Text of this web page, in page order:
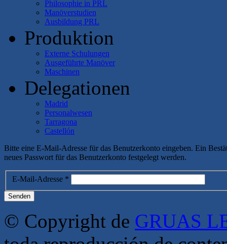
Philosophie in PRL
Manöverstudien
Ausbildung PRL
Produktion
Externe Schulungen
Ausgeführte Manöver
Maschinen
Delegationen
Madrid
Personalwesen
Tarragona
Castellón
Bitte eine E-Mail-Adresse für das Benutzerkonto eingeben. Ein
neues Passwort für das Benutzerkonto festgelegt werden.
E-Mail-Adresse *
Senden
© Copyright de GRUAS